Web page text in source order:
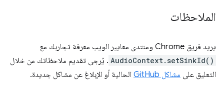
الملاحظات
يريد فريق Chrome ومنتدى معايير الويب معرفة تجاربك مع
AudioContext.setSinkId() . يُرجى تقديم ملاحظاتك من خلال
التعليق على مشاكل GitHub الحالية أو الإبلاغ عن مشاكل جديدة.